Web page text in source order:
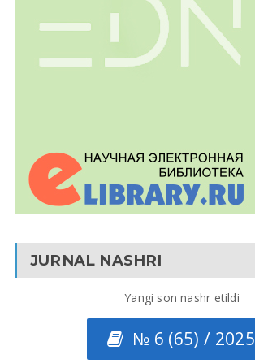
JURNAL NASHRI
Yangi son nashr etildi
№ 6 (65) / 2025